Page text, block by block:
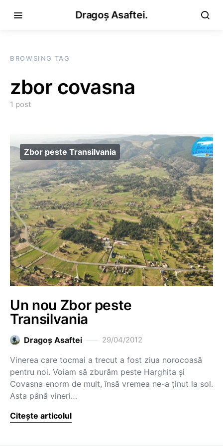
Dragoș Asaftei.
BROWSING TAG
zbor covasna
1 post
Zbor peste Transilvania
Un nou Zbor peste
Transilvania
Dragoş Asaftei 29/04/2012
Vinerea care tocmai a trecut a fost ziua norocoasă
pentru noi. Voiam să zburăm peste Harghita și
Covasna enorm de mult, însă vremea ne-a ținut la sol.
Asta până vineri…
Citește articolul